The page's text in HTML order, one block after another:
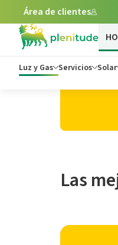
Área de clientes
Luz y Gas Servicios Solar
Las